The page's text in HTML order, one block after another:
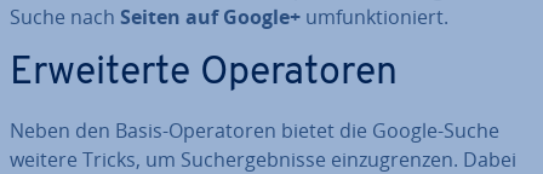
Suche nach Seiten auf Google+ um­funk­tio­niert.
Er­wei­ter­te Ope­ra­to­ren
Neben den Basis-Ope­ra­to­ren bietet die Google-Suche
weitere Tricks, um Such­ergeb­nis­se ein­zu­gren­zen. Dabei